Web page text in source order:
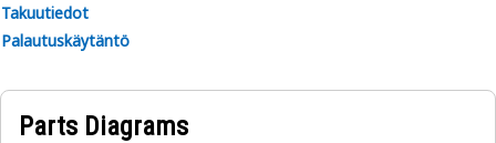
• Tarjoaa ääni- ja lämpöeristyksen kuljettajan mukavuutta
lisää
Takuutiedot
Palautuskäytäntö
Parts Diagrams